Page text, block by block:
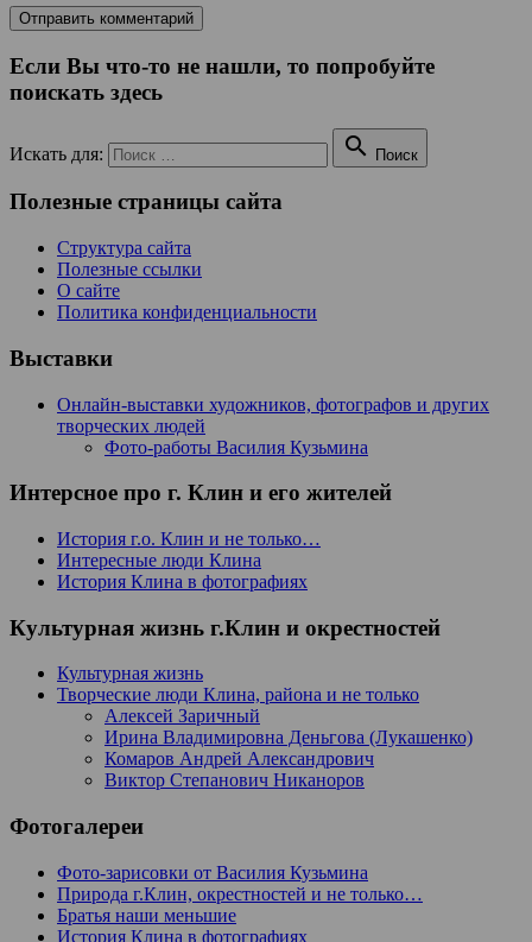
Если Вы что-то не нашли, то попробуйте
поискать здесь
Искать для:  Поиск
Полезные страницы сайта
Структура сайта
Полезные ссылки
О сайте
Политика конфиденциальности
Выставки
Онлайн-выставки художников, фотографов и других
творческих людей
Фото-работы Василия Кузьмина
Интерсное про г. Клин и его жителей
История г.о. Клин и не только…
Интересные люди Клина
История Клина в фотографиях
Культурная жизнь г.Клин и окрестностей
Культурная жизнь
Творческие люди Клина, района и не только
Алексей Заричный
Ирина Владимировна Деньгова (Лукашенко)
Комаров Андрей Александрович
Виктор Степанович Никаноров
Фотогалереи
Фото-зарисовки от Василия Кузьмина
Природа г.Клин, окрестностей и не только…
Братья наши меньшие
История Клина в фотографиях